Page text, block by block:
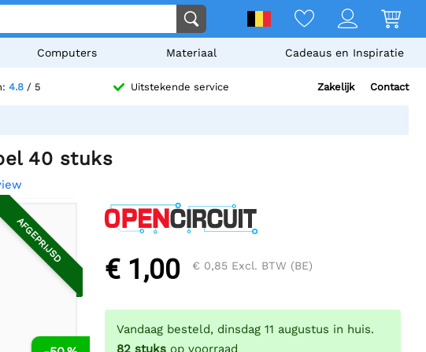
Computers Materiaal Cadeaus en Inspiratie
4.8 / 5 Uitstekende service Zakelijk Contact
40 stuks
AFGEPRIJSD
€ 1,00 € 0,85 Excl. BTW (BE)
Vandaag besteld, dinsdag 11 augustus in huis.
82 stuks op voorraad